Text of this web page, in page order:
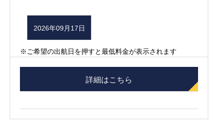
2026年09月17日
※ご希望の出航日を押すと最低料金が表示されます
詳細はこちら